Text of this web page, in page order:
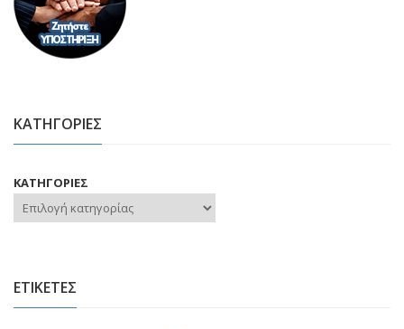
ΚΑΤΗΓΟΡΙΕΣ
ΚΑΤΗΓΟΡΙΕΣ
ΕΤΙΚΕΤΕΣ